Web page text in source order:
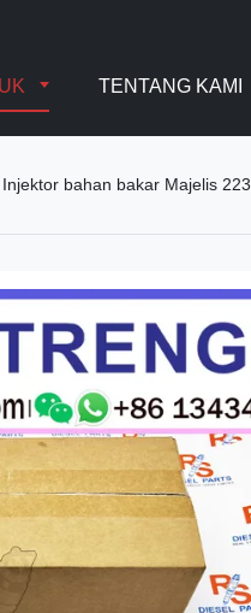
TENTANG KAMI
Injektor bahan bakar Majelis